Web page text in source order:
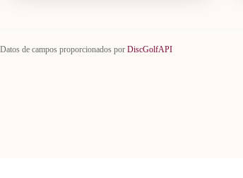
Datos de campos proporcionados por DiscGolfAPI